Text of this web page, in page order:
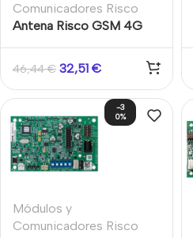
Comunicadores Risco
Antena Risco GSM 4G
de policarbonato
46,44€ 32,51 €
-3
0%
Módulos y
Comunicadores Risco